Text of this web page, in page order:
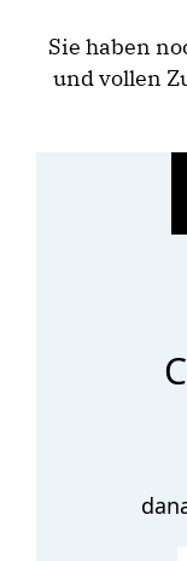
Sie haben
und vollen